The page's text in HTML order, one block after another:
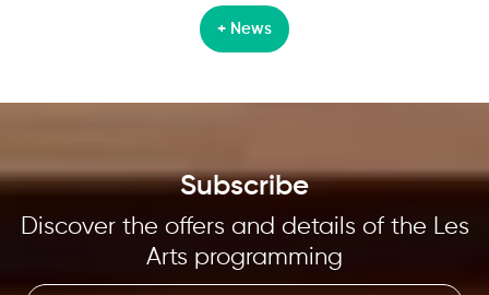
+ News
Subscribe
Discover the offers and details of the Les
Arts programming